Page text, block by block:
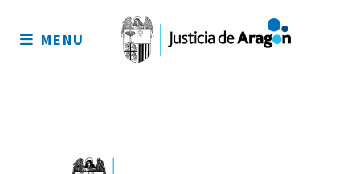
sitio
MENU